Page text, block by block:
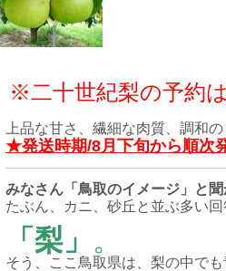
※二十世紀梨の予約
上品な甘さ、繊細な肉質、調和
★発送時期/8月下旬から順次
みなさん「鳥取のイメージ」と
たぶん、カニ、砂丘と並ぶ多い
「梨」 。
そう、ここ鳥取県は、梨の中で